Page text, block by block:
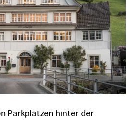
Parkplätzen hinter der